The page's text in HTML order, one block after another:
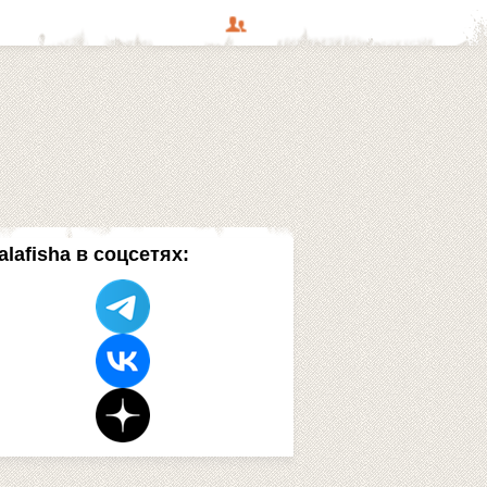
в соцсетях: